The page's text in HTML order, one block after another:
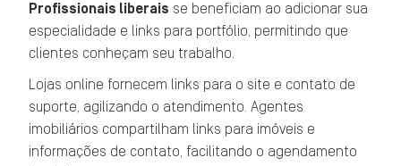
Profissionais liberais se beneficiam ao adicionar sua
especialidade e links para portfólio, permitindo que
clientes conheçam seu trabalho.
Lojas online fornecem links para o site e contato de
suporte, agilizando o atendimento. Agentes
imobiliários compartilham links para imóveis e
informações de contato, facilitando o agendamento